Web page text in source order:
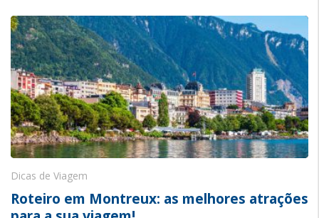
Dicas de Viagem
Roteiro em Montreux: as melhores atrações